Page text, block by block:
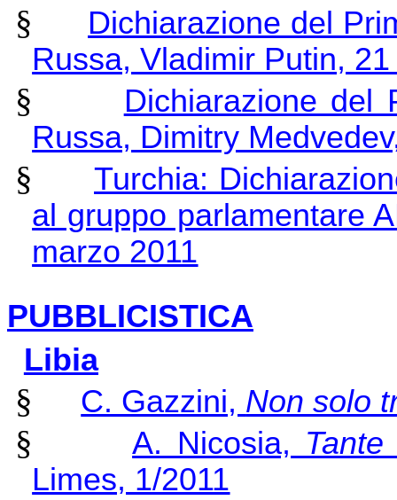
§
Dichiarazione del
Russa, Vladimir Putin,
§
Dichiarazione del
Russa, Dimitry
§
Turchia:
al gruppo parlamentare
marzo 2011
PUBBLICISTICA
Libia
§ C. Gazzini, Non solo
§ A. Nicosia,
Limes, 1/2011